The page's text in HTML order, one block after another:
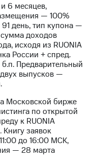
6 месяцев,
— 100%
день, тип купона —
доходов
исходя из RUONIA
России + спред.
Предварительный
выпусков —
Московской бирже
по открытой
к RUONIA
заявок
до 16:00 МСК,
— 28 марта